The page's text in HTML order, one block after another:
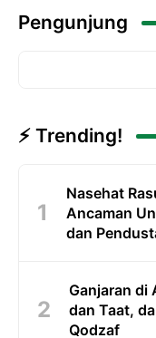
Pengunjung
⚡ Trending!
Nasehat
Ancaman
dan
Ganjaran di
dan Taat,
Qodzaf